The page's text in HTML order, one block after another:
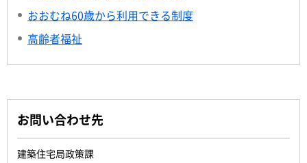
おおむね60歳から利用できる制度
高齢者福祉
お問い合わせ先
建築住宅局政策課